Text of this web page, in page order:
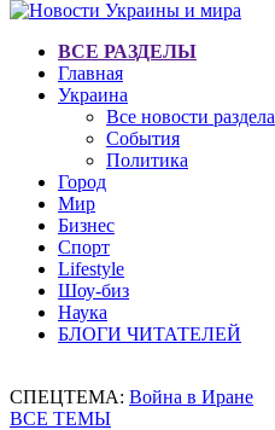
ВСЕ РАЗДЕЛЫ
Главная
Украина
Все новости раздела
События
Политика
Город
Мир
Бизнес
Спорт
Lifestyle
Шоу-биз
Наука
БЛОГИ ЧИТАТЕЛЕЙ
СПЕЦТЕМА: Война в Иране
ВСЕ ТЕМЫ